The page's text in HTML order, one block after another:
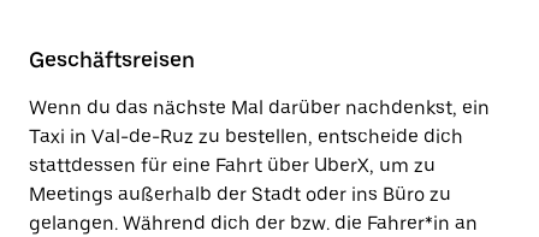
Geschäftsreisen
Wenn du das nächste Mal darüber nachdenkst, ein
Taxi in Val-de-Ruz zu bestellen, entscheide dich
stattdessen für eine Fahrt über UberX, um zu
Meetings außerhalb der Stadt oder ins Büro zu
gelangen. Während dich der bzw. die Fahrer*in an